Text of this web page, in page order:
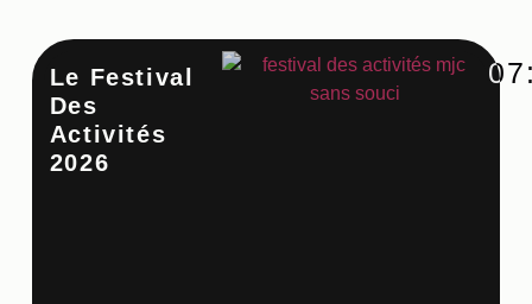
Le Festival
Des
Activités
2026